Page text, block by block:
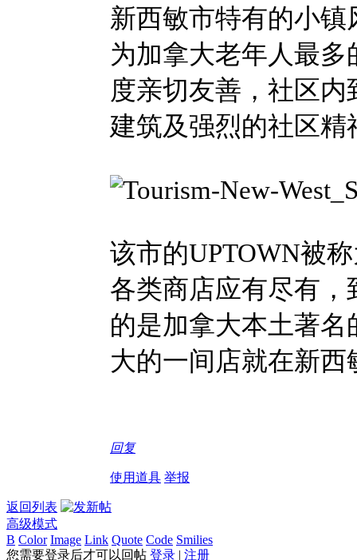
新西敏市特有的小
为加拿大老年人最
度亲切友善，社区
建筑及强烈的社区精
该市的UPTOWN被
各类商店应有尽有
的是加拿大本土著名
大的一间店就在新西
回复
使用道具 举报
返回列表
高级模式
B Color Image Link Quote Code Smilies
您需要登录后才可以回帖 登录 | 注册